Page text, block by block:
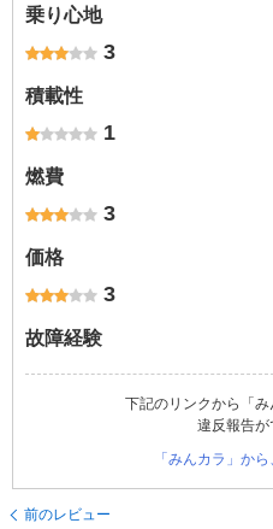
乗り心地
3
積載性
1
燃費
3
価格
3
故障経験
下記のリンクから「み
違反報告が
「みんカラ」か
前のレビュー